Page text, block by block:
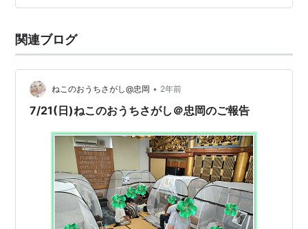
ど前から、公園で過酷な外生活を送ってきましたが、今
護しました。保護主宅の事情から狭い部屋で隔離生活し
かさせてあげられず、もっと幸せな余生を…
関連ブログ
ねこのおうちさがし@忠岡 • 2年前
7/21(日)ねこのおうちさがし＠忠岡のご報告